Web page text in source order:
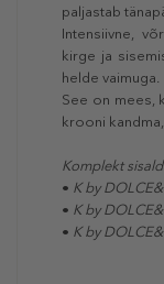
paljastab
Intensiivne,
kirge ja
helde vaimuga.
See on mees,
krooni
Komplekt
• K by
• K by
• K by